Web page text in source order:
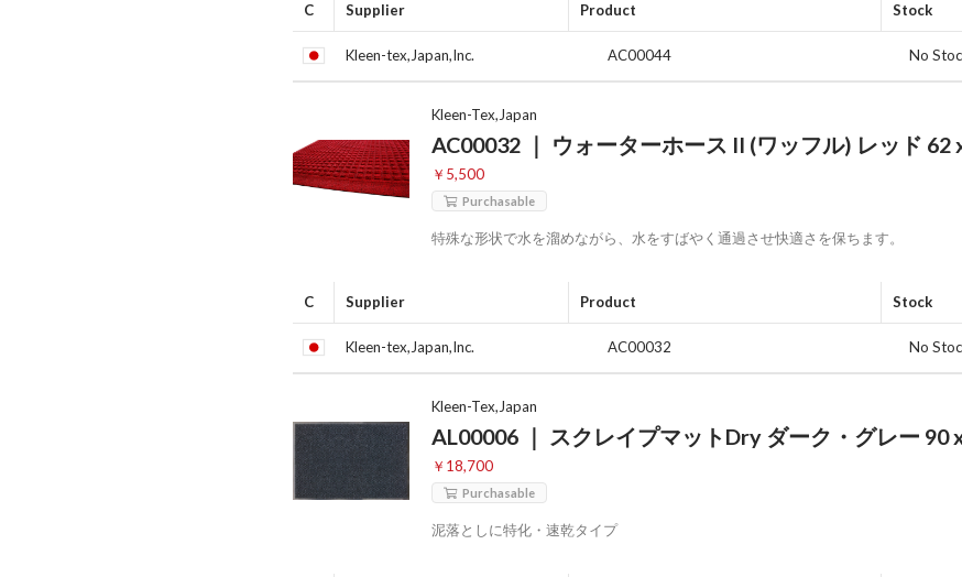
C Supplier Product Stock
Kleen-tex,Japan,Inc. AC00044 No
Kleen-Tex,Japan
AC00032 ｜ ウォーターホース II (ワッフル) レッド 62
￥5,500
Purchasable
特殊な形状で水を溜めながら、水をすばやく通過させ快適さを保ちます。
C Supplier Product Stock
Kleen-tex,Japan,Inc. AC00032 No
Kleen-Tex,Japan
AL00006 ｜ スクレイプマットDry ダーク・グレー 90
￥18,700
Purchasable
泥落としに特化・速乾タイプ